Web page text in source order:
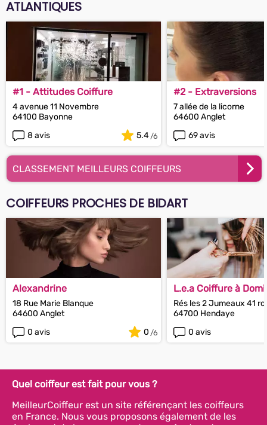
ATLANTIQUES
#1 - Attitudes Coiffure
4 avenue 11 Novembre
64100 Bayonne
8 avis
5.4
#2 - Extraversions
7 allée de la licorne
64600 Anglet
69 avis
CLASSEMENT MEILLEURS COIFFEURS
COIFFEURS PROCHES DE BIDART
Alexandrine
18 Rue Marie Blanque
64600 Anglet
0 avis
0
L.e.a Coiffure à
Rés les 2 Jumeaux 41
64700 Hendaye
0 avis
Quel coiffeur est fait pour vous ?
MeilleurCoiffeur est un site référençant les coiffeurs
en France. Nous vous proposons également de les